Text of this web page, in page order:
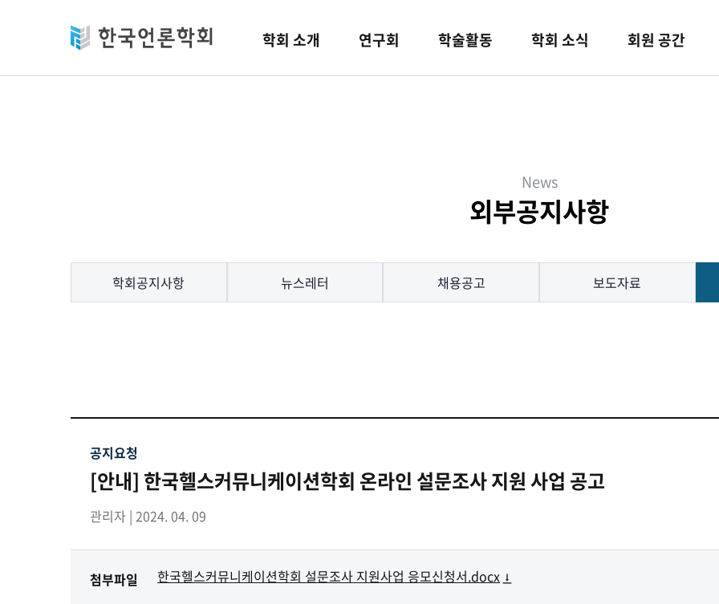
학회 소개 연구회 학술활동 학회 소식 회원 공간
News
외부공지사항
학회공지사항 뉴스레터 채용공고 보도자료
공지요청
[안내] 한국헬스커뮤니케이션학회 온라인 설문조사 지원 사업 공고
관리자 | 2024. 04. 09
첨부파일 한국헬스커뮤니케이션학회 설문조사 지원사업 응모신청서.docx